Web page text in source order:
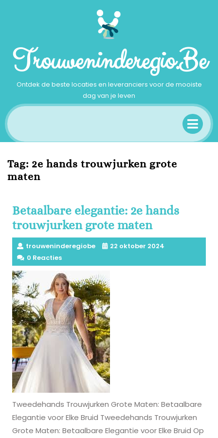
Trouweninderegio.be
Ontdek de beste locaties en leveranciers voor de mooiste
dag van je leven
Tag: 2e hands trouwjurken grote
maten
Betaalbare elegantie: 2e hands
trouwjurken grote maten
trouweninderegiobe
22 oktober 2024
0 Reacties
Tweedehands Trouwjurken Grote Maten: Betaalbare
Elegantie voor Elke Bruid Tweedehands Trouwjurken
Grote Maten: Betaalbare Elegantie voor Elke Bruid Op